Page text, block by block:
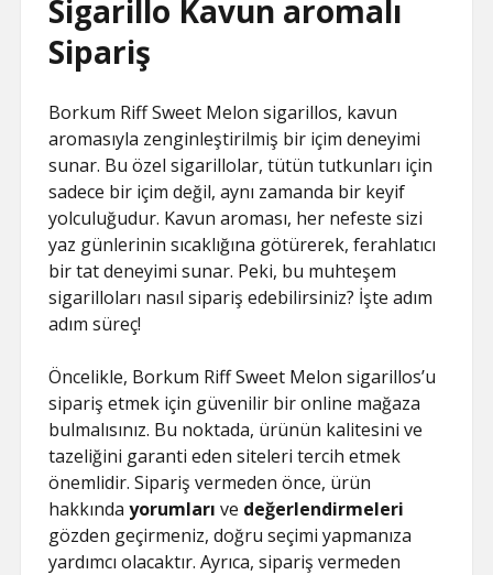
TWITTER GIZLI İÇERIK GÖRME
Sigarillo Kavun aromalı
Sipariş
Borkum Riff Sweet Melon sigarillos, kavun
aromasıyla zenginleştirilmiş bir içim deneyimi
sunar. Bu özel sigarillolar, tütün tutkunları için
sadece bir içim değil, aynı zamanda bir keyif
yolculuğudur. Kavun aroması, her nefeste sizi
yaz günlerinin sıcaklığına götürerek, ferahlatıcı
bir tat deneyimi sunar. Peki, bu muhteşem
sigarilloları nasıl sipariş edebilirsiniz? İşte adım
adım süreç!
Öncelikle, Borkum Riff Sweet Melon sigarillos’u
sipariş etmek için güvenilir bir online mağaza
bulmalısınız. Bu noktada, ürünün kalitesini ve
tazeliğini garanti eden siteleri tercih etmek
önemlidir. Sipariş vermeden önce, ürün
hakkındayorumları ve değerlendirmeleri
gözden geçirmeniz, doğru seçimi yapmanıza
yardımcı olacaktır. Ayrıca, sipariş vermeden